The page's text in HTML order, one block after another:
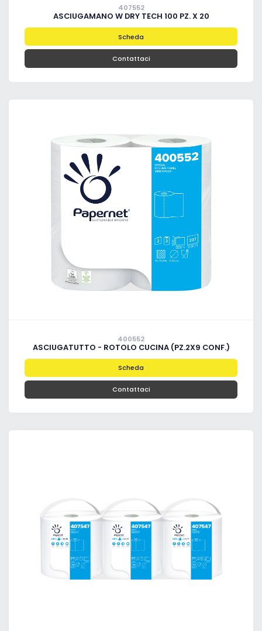
407552
ASCIUGAMANO W DRY TECH 100 PZ. X 20
Scheda
Contattaci
400552
ASCIUGATUTTO - ROTOLO CUCINA (PZ.2X9 CONF.)
Scheda
Contattaci